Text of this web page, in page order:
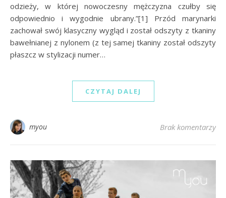
odzieży, w której nowoczesny mężczyzna czułby się
odpowiednio i wygodnie ubrany.”[1] Przód marynarki
zachował swój klasyczny wygląd i został odszyty z tkaniny
bawełnianej z nylonem (z tej samej tkaniny został odszyty
płaszcz w stylizacji numer…
CZYTAJ DALEJ
myou Brak komentarzy